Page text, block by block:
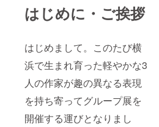
はじめに・ご挨拶
はじめまして。このたび横
浜で生まれ育った軽やかな3
人の作家が趣の異なる表現
を持ち寄ってグループ展を
開催する運びとなりまし